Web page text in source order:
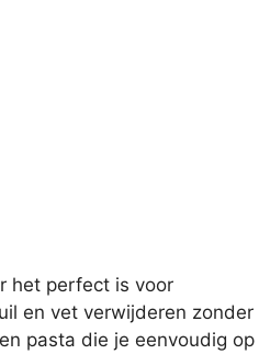
het perfect is voor
en vet verwijderen zonder
pasta die je eenvoudig op